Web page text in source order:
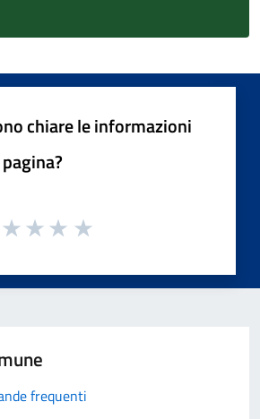
chiare le informazioni
frequenti